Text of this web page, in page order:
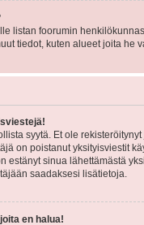
listan foorumin
tiedot, kuten alueet joita he
syytä. Et ole
on poistanut yksityisviestit
estänyt sinua lähettämästä
saadaksesi lisätietoja.
en halua!